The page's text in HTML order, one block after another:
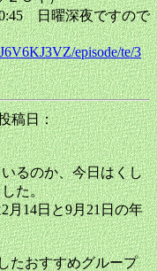
日曜深夜ですので
episode/te/3
稿日：
るのか、今日はくし
た。
月14日と9月21日の年
たおすすめグループ